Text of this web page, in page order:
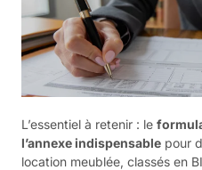
L’essentiel à retenir : le
l’annexe indispensable pour
location meublée, classés en